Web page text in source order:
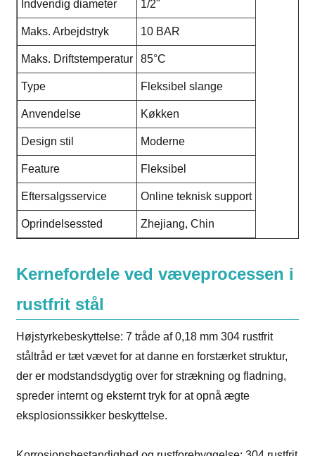
Indvendig diameter 1/2"
Maks. Arbejdstryk 10 BAR
Maks. Driftstemperatur 85°C
Type Fleksibel slange
Anvendelse Køkken
Design stil Moderne
Feature Fleksibel
Eftersalgsservice Online teknisk support
Oprindelsessted Zhejiang, Chin
Kernefordele ved væveprocessen i
rustfrit stål
Højstyrkebeskyttelse: 7 tråde af 0,18 mm 304 rustfrit
ståltråd er tæt vævet for at danne en forstærket struktur,
der er modstandsdygtig over for strækning og fladning,
spreder internt og eksternt tryk for at opnå ægte
eksplosionssikker beskyttelse.